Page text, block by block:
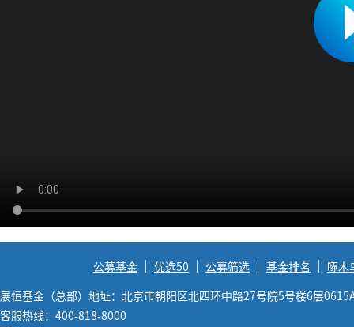
公募基金 优选50 公募筛选 基金排名
啄木
展恒基金（总部）地址：北京市朝阳区北四环中路27号院5号楼6层
客服热线：400-818-8000